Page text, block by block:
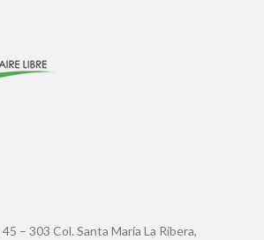
– 303 Col. Santa María La Ribera,